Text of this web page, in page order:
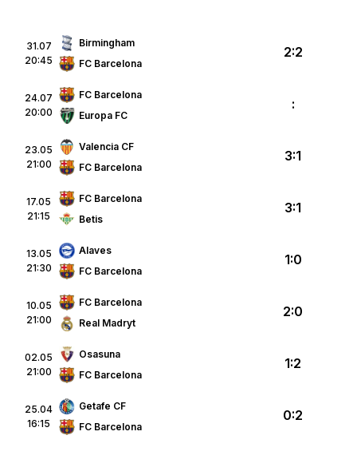
31.07
20:45
Birmingham
FC Barcelona
2:2
24.07
20:00
FC Barcelona
Europa FC
:
23.05
21:00
Valencia CF
FC Barcelona
3:1
17.05
21:15
FC Barcelona
Betis
3:1
13.05
21:30
Alaves
FC Barcelona
1:0
10.05
21:00
FC Barcelona
Real Madryt
2:0
02.05
21:00
Osasuna
FC Barcelona
1:2
25.04
16:15
Getafe CF
FC Barcelona
0:2